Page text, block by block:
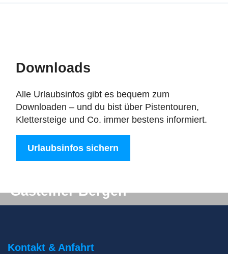
Downloads
Alle Urlaubsinfos gibt es bequem zum
Downloaden – und du bist über Pistentouren,
Klettersteige und Co. immer bestens informiert.
Urlaubsinfos sichern
Gasteiner Bergen
Postfach!
Kontakt & Anfahrt